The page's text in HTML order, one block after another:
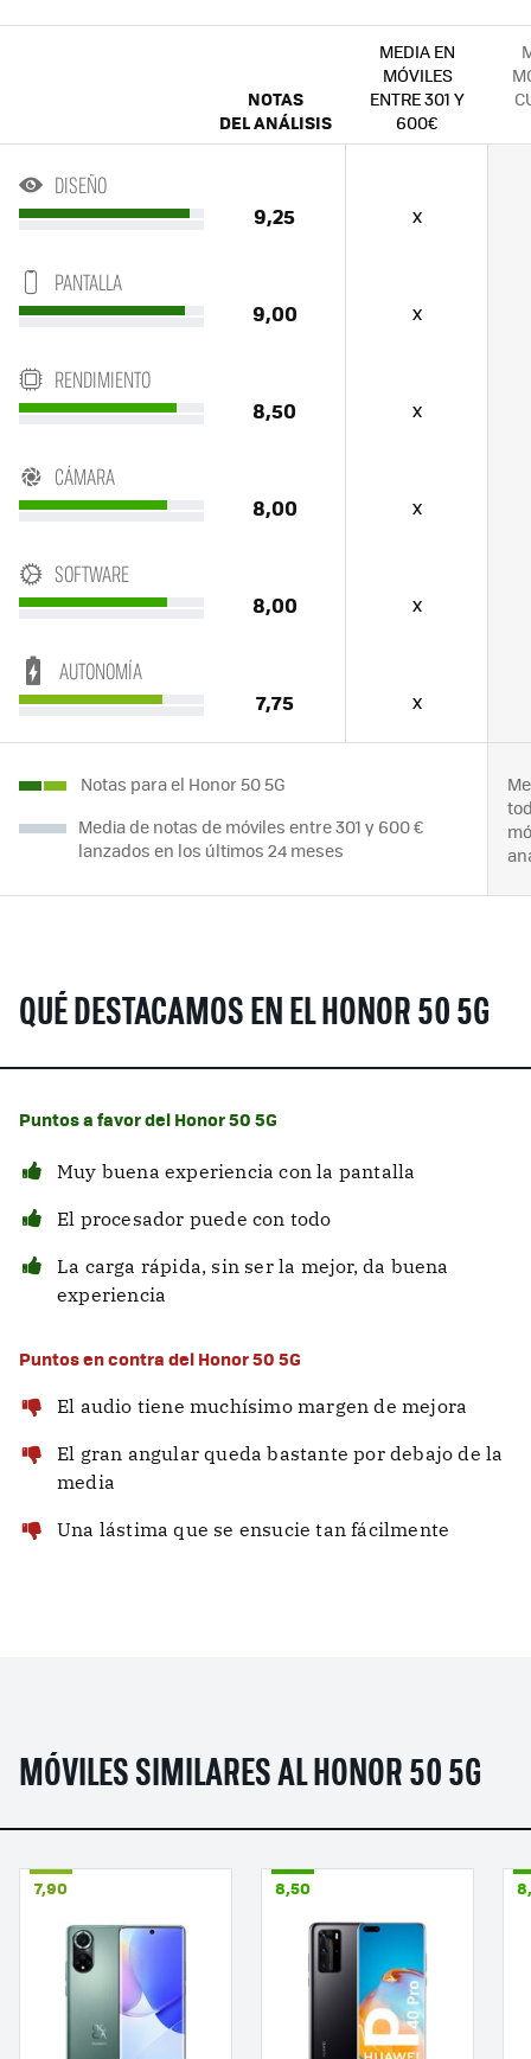
NOTAS
DEL ANÁLISIS
MEDIA EN
MÓVILES
ENTRE 301 Y
600€
DISEÑO
9,25 x
PANTALLA
9,00 x
RENDIMIENTO
8,50 x
CÁMARA
8,00 x
SOFTWARE
8,00 x
AUTONOMÍA
7,75 x
Notas para el Honor 50 5G
Media de notas de móviles entre 301 y 600 €
lanzados en los últimos 24 meses
QUÉ DESTACAMOS EN EL HONOR 50 5G
Puntos a favor del Honor 50 5G
Muy buena experiencia con la pantalla
El procesador puede con todo
La carga rápida, sin ser la mejor, da buena
experiencia
Puntos en contra del Honor 50 5G
El audio tiene muchísimo margen de mejora
El gran angular queda bastante por debajo de la
media
Una lástima que se ensucie tan fácilmente
MÓVILES SIMILARES AL HONOR 50 5G
7,90 8,50